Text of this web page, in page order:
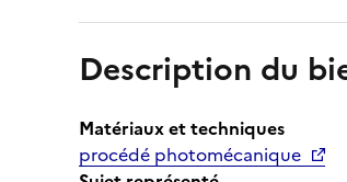
Description du
Matériaux et techniques
procédé photomécanique